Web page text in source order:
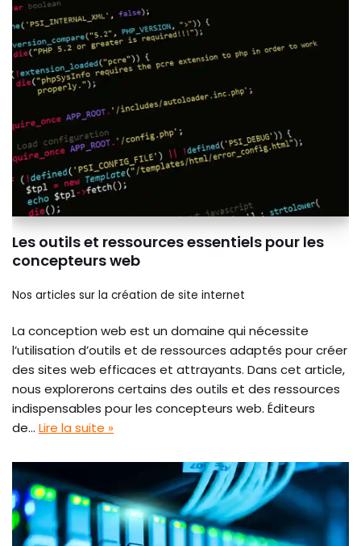
Les outils et ressources essentiels pour les
concepteurs web
Nos articles sur la création de site internet
La conception web est un domaine qui nécessite
l’utilisation d’outils et de ressources adaptés pour créer
des sites web efficaces et attrayants. Dans cet article,
nous explorerons certains des outils et des ressources
indispensables pour les concepteurs web. Éditeurs
de… Lire la suite »